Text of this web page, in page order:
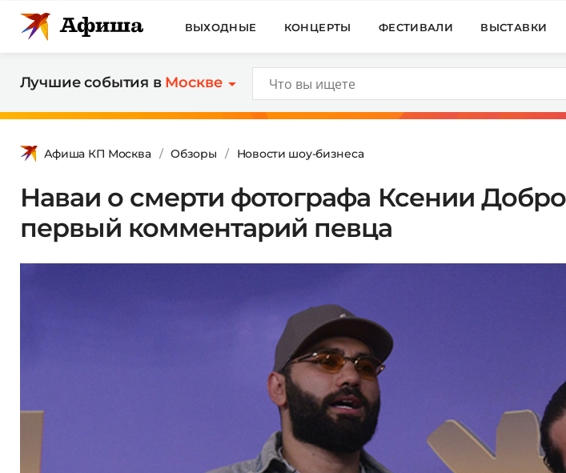
ВЫХОДНЫЕ КОНЦЕРТЫ ФЕСТИВАЛИ ВЫСТАВКИ
Лучшие события в Москве
Афиша КП Москва Обзоры Новости шоу-бизнеса
Наваи о смерти фотографа Ксении
первый комментарий певца